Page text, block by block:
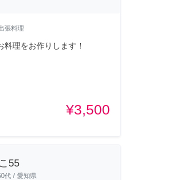
張料理
料理をお作りします！
¥3,500
55
代/ 愛知県